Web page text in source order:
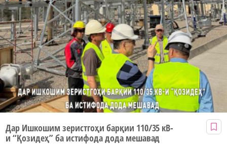
Дар Ишкошим зеристгоҳи барқии 110/35 кВ-
и “Қозидеҳ” ба истифода дода мешавад